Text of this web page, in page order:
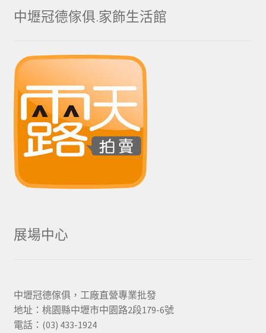
中壢冠德傢俱.家飾生活館
展場中心
中壢冠德傢俱，工廠直營專業批發
地址：桃園縣中壢市中園路2段179-6號
電話：(03) 433-1924